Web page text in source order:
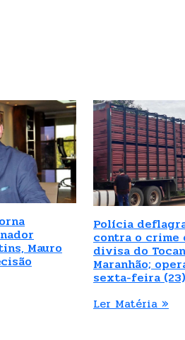
Mauro
Polícia
contra o crime
divisa do
Maranhão;
sexta-feira (23)
Ler Matéria »